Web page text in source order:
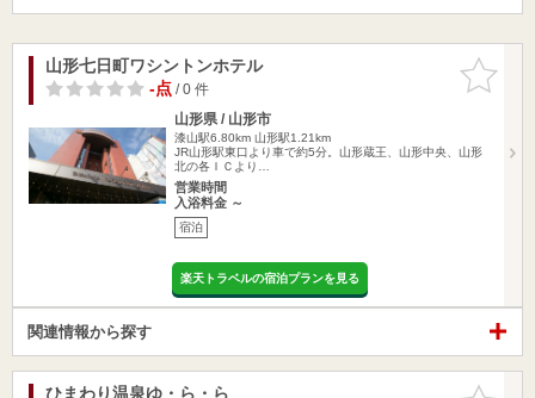
お気に入
りに追加
山形七日町ワシントンホテル
-点/ 0 件
山形県 / 山形市
漆山駅6.80km 山形駅1.21km
JR山形駅東口より車で約5分。山形蔵王、山形中央、山形
北の各ＩＣより…
営業時間
入浴料金 ～
宿泊
楽天トラベルの宿泊プランを見る
関連情報から探す
お気に入
ひまわり温泉ゆ・ら・ら